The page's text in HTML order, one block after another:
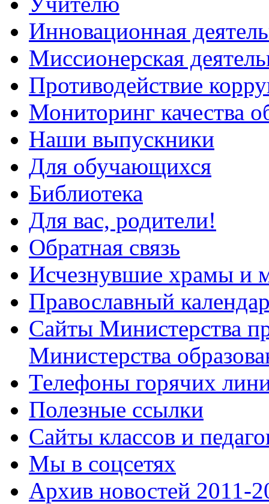
Инновационная
Миссионерская
Противодействие
Мониторинг качества
Наши выпускники
Для обучающихся
Библиотека
Для вас, родители!
Обратная связь
Исчезнувшие храмы и
Православный
Сайты Министерства
Министерства
Телефоны горячих
Полезные ссылки
Сайты классов и
Мы в соцсетях
Архив новостей 2011-